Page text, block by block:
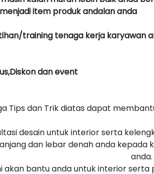
item produk andalan anda
training tenaga kerja karyawan
dan event
Tips dan Trik diatas dapat
desain untuk interior serta
dan lebar denah anda
anda.
akan bantu anda untuk interior